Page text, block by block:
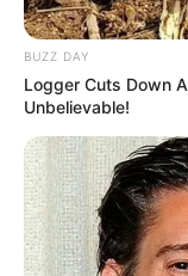
BUZZ DAY
Logger Cuts Down
Unbelievable!